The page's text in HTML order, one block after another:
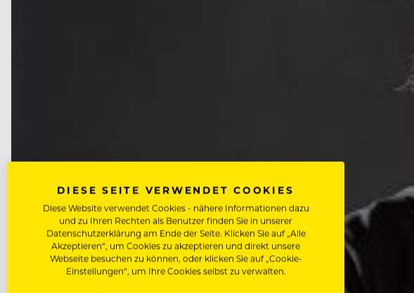
DIESE SEITE VERWENDET COOKIES
Diese Website verwendet Cookies - nähere Informationen dazu
und zu Ihren Rechten als Benutzer finden Sie in unserer
Datenschutzerklärung am Ende der Seite. Klicken Sie auf „Alle
Akzeptieren“, um Cookies zu akzeptieren und direkt unsere
Webseite besuchen zu können, oder klicken Sie auf „Cookie-
Einstellungen“, um Ihre Cookies selbst zu verwalten.